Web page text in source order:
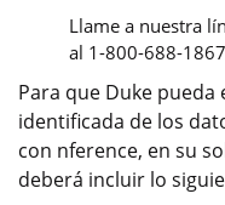
Llame a nuestra
al 1-800-688-
Para que Duke
identificada de los
con nference, en su
deberá incluir lo